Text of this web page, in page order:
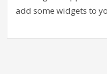
add some widgets to